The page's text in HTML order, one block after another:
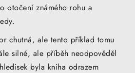
otočení známého rohu a
chutná, ale tento příklad tomu
silné, ale příběh neodpověděl
byla kniha odrazem